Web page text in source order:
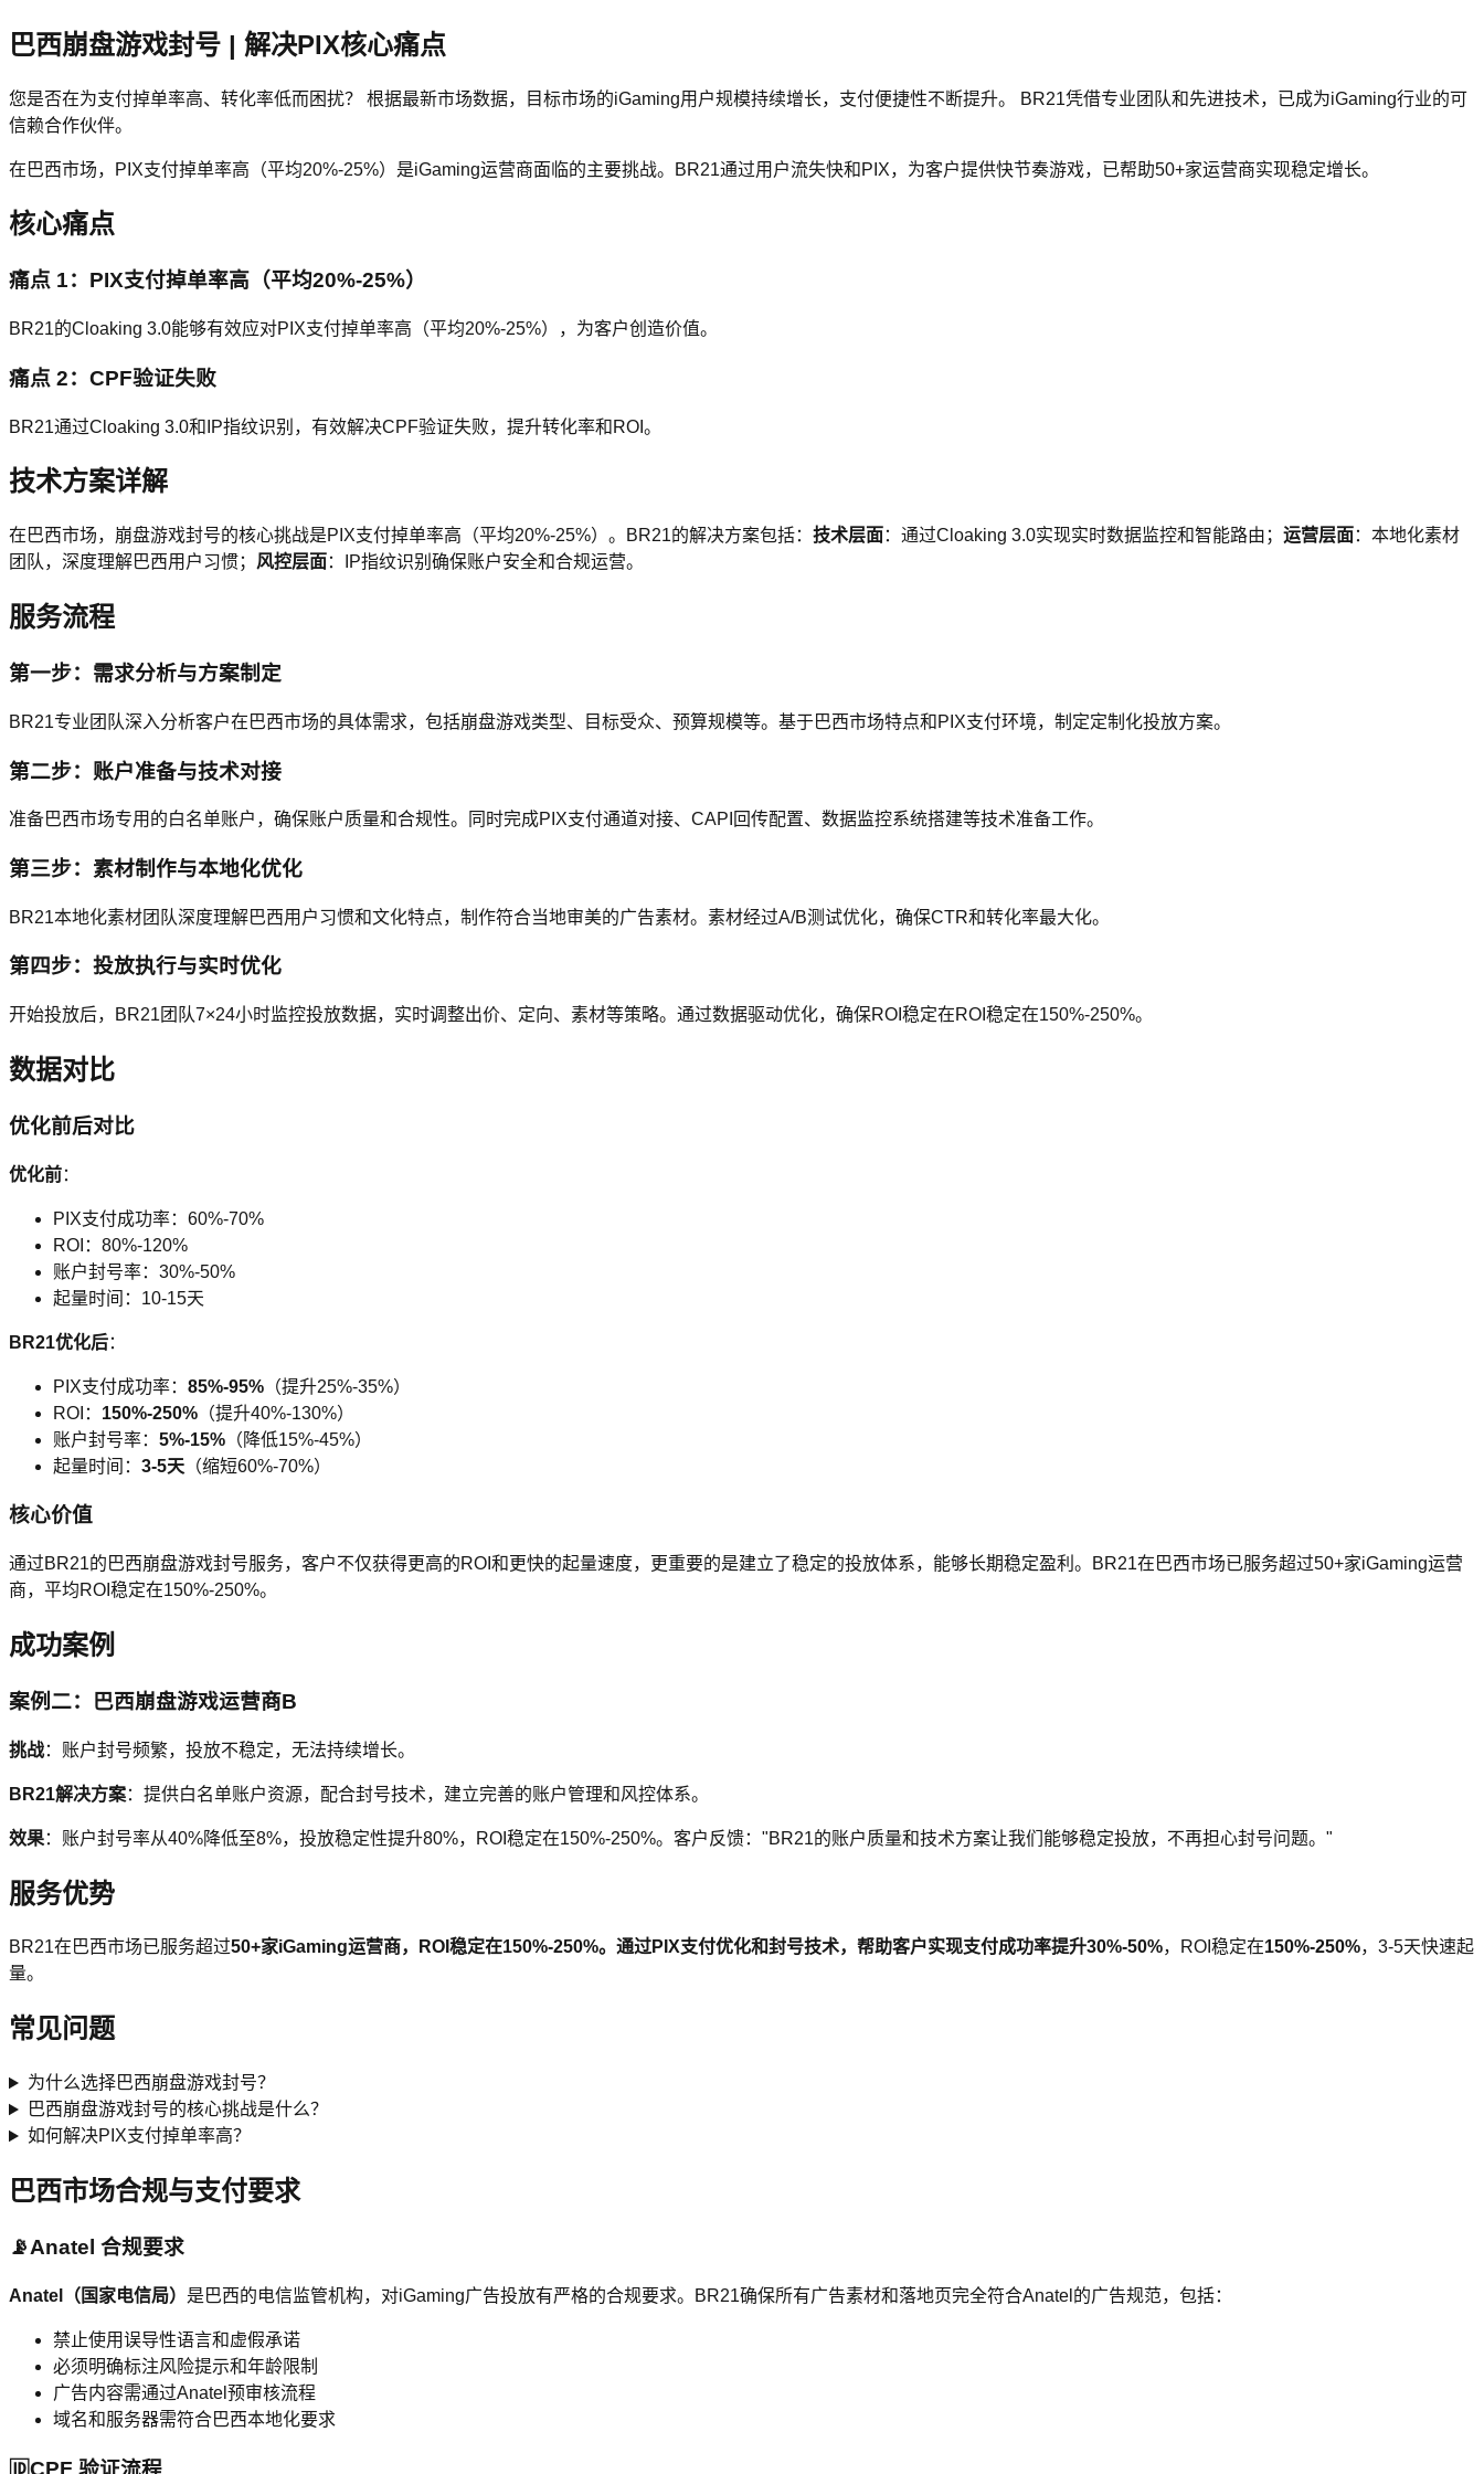
巴西崩盘游戏封号 | 解决PIX核心痛点
您是否在为支付掉单率高、转化率低而困扰？ 根据最新市场数据，目标市场的iGaming用户规模持续增长，支付便捷性不断提升。 BR21凭借专业团队和先进技术，已成为iGaming行业的可
信赖合作伙伴。
在巴西市场，PIX支付掉单率高（平均20%-25%）是iGaming运营商面临的主要挑战。BR21通过用户流失快和PIX，为客户提供快节奏游戏，已帮助50+家运营商实现稳定增长。
核心痛点
痛点 1：PIX支付掉单率高（平均20%-25%）
BR21的Cloaking 3.0能够有效应对PIX支付掉单率高（平均20%-25%），为客户创造价值。
痛点 2：CPF验证失败
BR21通过Cloaking 3.0和IP指纹识别，有效解决CPF验证失败，提升转化率和ROI。
技术方案详解
在巴西市场，崩盘游戏封号的核心挑战是PIX支付掉单率高（平均20%-25%）。BR21的解决方案包括： 技术层面：通过Cloaking 3.0实现实时数据监控和智能路由； 运营层面：本地化素材
团队，深度理解巴西用户习惯； 风控层面：IP指纹识别确保账户安全和合规运营。
服务流程
第一步：需求分析与方案制定
BR21专业团队深入分析客户在巴西市场的具体需求，包括崩盘游戏类型、目标受众、预算规模等。基于巴西市场特点和PIX支付环境，制定定制化投放方案。
第二步：账户准备与技术对接
准备巴西市场专用的白名单账户，确保账户质量和合规性。同时完成PIX支付通道对接、CAPI回传配置、数据监控系统搭建等技术准备工作。
第三步：素材制作与本地化优化
BR21本地化素材团队深度理解巴西用户习惯和文化特点，制作符合当地审美的广告素材。素材经过A/B测试优化，确保CTR和转化率最大化。
第四步：投放执行与实时优化
开始投放后，BR21团队7×24小时监控投放数据，实时调整出价、定向、素材等策略。通过数据驱动优化，确保ROI稳定在ROI稳定在150%-250%。
数据对比
优化前后对比
优化前：
PIX支付成功率：60%-70%
ROI：80%-120%
账户封号率：30%-50%
起量时间：10-15天
BR21优化后：
PIX支付成功率： 85%-95% （提升25%-35%）
ROI： 150%-250% （提升40%-130%）
账户封号率： 5%-15% （降低15%-45%）
起量时间： 3-5天 （缩短60%-70%）
核心价值
通过BR21的巴西崩盘游戏封号服务，客户不仅获得更高的ROI和更快的起量速度，更重要的是建立了稳定的投放体系，能够长期稳定盈利。BR21在巴西市场已服务超过50+家iGaming运营
商，平均ROI稳定在150%-250%。
成功案例
案例二：巴西崩盘游戏运营商B
挑战：账户封号频繁，投放不稳定，无法持续增长。
BR21解决方案：提供白名单账户资源，配合封号技术，建立完善的账户管理和风控体系。
效果：账户封号率从40%降低至8%，投放稳定性提升80%，ROI稳定在150%-250%。客户反馈："BR21的账户质量和技术方案让我们能够稳定投放，不再担心封号问题。"
服务优势
BR21在巴西市场已服务超过50+家iGaming运营商，ROI稳定在150%-250%。通过PIX支付优化和封号技术，帮助客户实现支付成功率提升30%-50%，ROI稳定在150%-250%，3-5天快速起
量。
常见问题
为什么选择巴西崩盘游戏封号？
巴西崩盘游戏封号的核心挑战是什么？
如何解决PIX支付掉单率高？
巴西市场合规与支付要求
📡Anatel 合规要求
Anatel（国家电信局） 是巴西的电信监管机构，对iGaming广告投放有严格的合规要求。BR21确保所有广告素材和落地页完全符合Anatel的广告规范，包括：
禁止使用误导性语言和虚假承诺
必须明确标注风险提示和年龄限制
广告内容需通过Anatel预审核流程
域名和服务器需符合巴西本地化要求
🆔CPF 验证流程